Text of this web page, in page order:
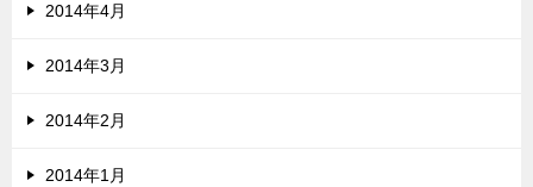
2014年4月
2014年3月
2014年2月
2014年1月